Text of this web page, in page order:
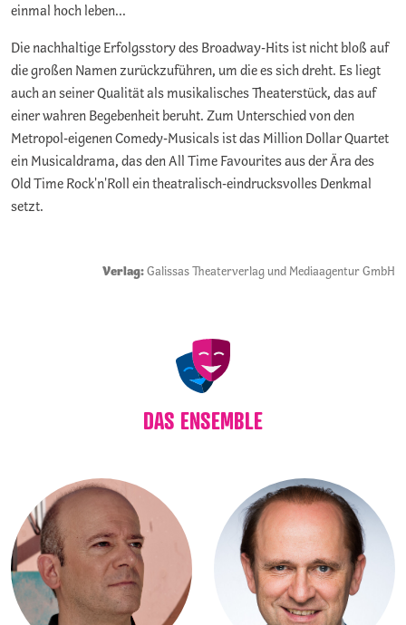
einmal hoch leben...
Die nachhaltige Erfolgsstory des Broadway-Hits ist nicht bloß auf
die großen Namen zurückzuführen, um die es sich dreht. Es liegt
auch an seiner Qualität als musikalisches Theaterstück, das auf
einer wahren Begebenheit beruht. Zum Unterschied von den
Metropol-eigenen Comedy-Musicals ist das Million Dollar Quartet
ein Musicaldrama, das den All Time Favourites aus der Ära des
Old Time Rock'n'Roll ein theatralisch-eindrucksvolles Denkmal
setzt.
Verlag:Galissas Theaterverlag und Mediaagentur GmbH
DAS ENSEMBLE